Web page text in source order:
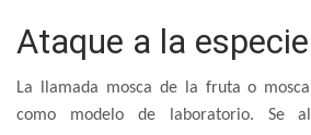
Ataque a la especie
La llamada mosca de la fruta o
como modelo de laboratorio. Se